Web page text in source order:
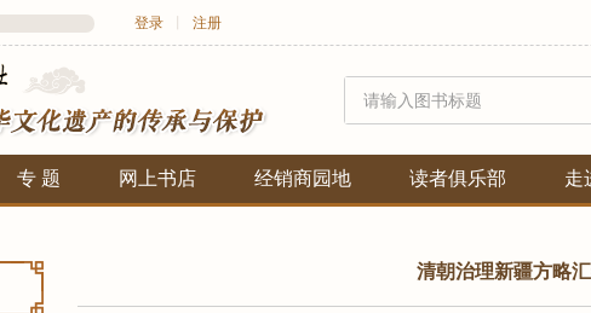
登录 注册
专 题 网上书店 经销商园地 读者俱乐部 走
清朝治理新疆方略